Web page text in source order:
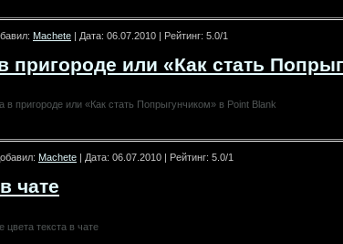
Machete | Дата: 06.07.2010 | Рейтинг: 5.0/1
пригороде или «Как стать
пригороде или «Как стать Попрыгунчиком» в Point Blank
Machete | Дата: 06.07.2010 | Рейтинг: 5.0/1
чате
текста в чате